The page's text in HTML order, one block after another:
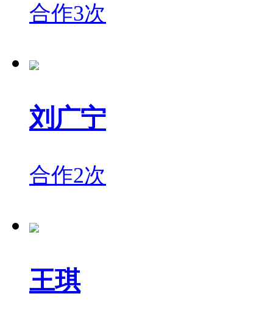
合作3次
刘广宁
合作2次
王琪